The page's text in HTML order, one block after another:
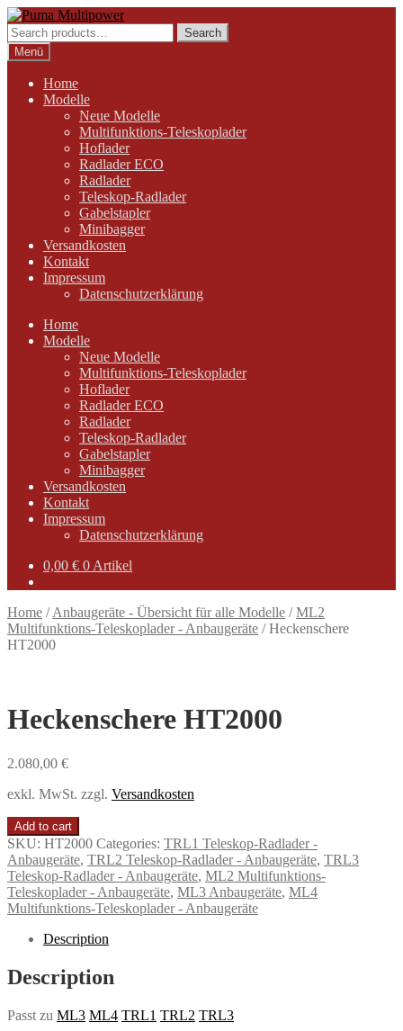
Zur
Navigation
springen
Zum
Inhalt
springen
Search
for:
Search
Menü
Home
Modelle
Neue Modelle
Multifunktions-Teleskoplader
Hoflader
Radlader ECO
Radlader
Teleskop-Radlader
Gabelstapler
Minibagger
Versandkosten
Kontakt
Impressum
Datenschutzerklärung
Home
Modelle
Neue Modelle
Multifunktions-Teleskoplader
Hoflader
Radlader ECO
Radlader
Teleskop-Radlader
Gabelstapler
Minibagger
Versandkosten
Kontakt
Impressum
Datenschutzerklärung
0,00 € 0 Artikel
Home /Anbaugeräte - Übersicht für alle Modelle /ML2
Multifunktions-Teleskoplader - Anbaugeräte /Heckenschere
HT2000
Heckenschere HT2000
2.080,00 €
exkl. MwSt. zzgl. Versandkosten
Add to cart
SKU: HT2000 Categories: TRL1 Teleskop-Radlader -
Anbaugeräte, TRL2 Teleskop-Radlader - Anbaugeräte, TRL3
Teleskop-Radlader - Anbaugeräte, ML2 Multifunktions-
Teleskoplader - Anbaugeräte, ML3 Anbaugeräte, ML4
Multifunktions-Teleskoplader - Anbaugeräte
Description
Description
Passt zu ML3 ML4 TRL1 TRL2 TRL3